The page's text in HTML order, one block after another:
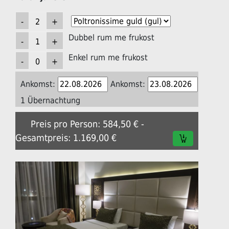
Dubbel rum me frukost
Enkel rum me frukost
Ankomst:
Ankomst:
1 Übernachtung
Preis pro Person: 584,50 € -
Gesamtpreis: 1.169,00 €